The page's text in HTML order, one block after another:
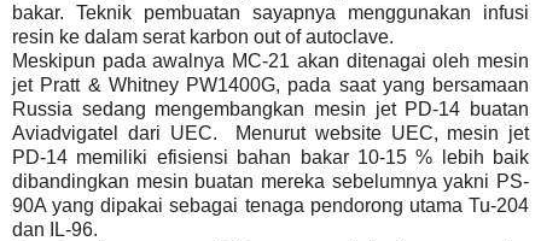
bakar. Teknik pembuatan sayapnya menggunakan infusi
resin ke dalam serat karbon out of autoclave.
Meskipun pada awalnya MC-21 akan ditenagai oleh mesin
jet Pratt & Whitney PW1400G, pada saat yang bersamaan
Russia sedang mengembangkan mesin jet PD-14 buatan
Aviadvigatel dari UEC. Menurut website UEC, mesin jet
PD-14 memiliki efisiensi bahan bakar 10-15 % lebih baik
dibandingkan mesin buatan mereka sebelumnya yakni PS-
90A yang dipakai sebagai tenaga pendorong utama Tu-204
dan IL-96.